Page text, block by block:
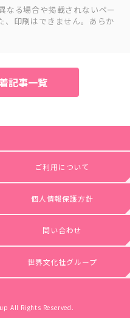
なる場合や掲載されないペー
、印刷はできません。あらか
記事一覧
ご利用について
個人情報保護方針
問い合わせ
世界文化社グループ
All Rights Reserved.